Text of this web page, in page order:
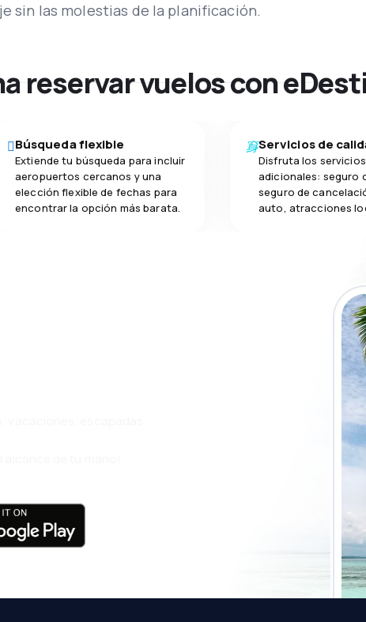
sin las molestias de la planificación.
reservar vuelos con
Búsqueda flexible
Extiende tu búsqueda para incluir
aeropuertos cercanos y una
elección flexible de fechas para
encontrar la opción más barata.
Servicios de
Disfruta los servicios
adicionales: seguro
seguro de
auto, atracciones